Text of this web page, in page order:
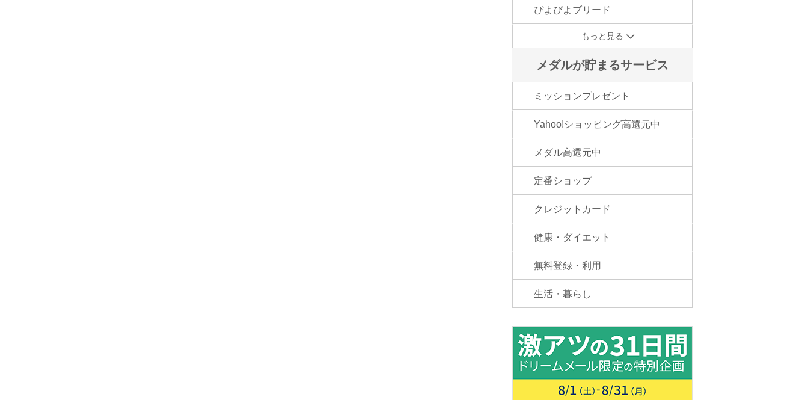
ぴよぴよブリード
もっと見る
メダルが貯まるサービス
ミッションプレゼント
Yahoo!ショッピング高還元中
メダル高還元中
定番ショップ
クレジットカード
健康・ダイエット
無料登録・利用
生活・暮らし